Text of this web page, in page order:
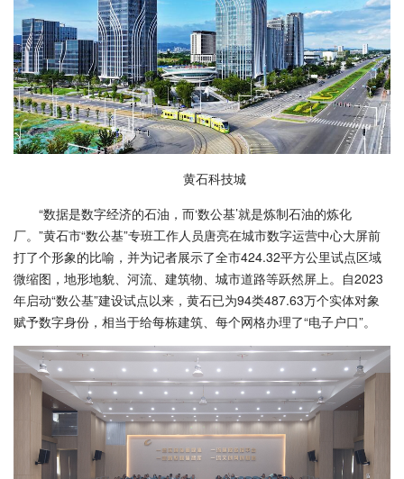
黄石科技城
“数据是数字经济的石油，而‘数公基’就是炼制石油的炼化
厂。”黄石市“数公基”专班工作人员唐亮在城市数字运营中心大屏前
打了个形象的比喻，并为记者展示了全市424.32平方公里试点区域
微缩图，地形地貌、河流、建筑物、城市道路等跃然屏上。自2023
年启动“数公基”建设试点以来，黄石已为94类487.63万个实体对象
赋予数字身份，相当于给每栋建筑、每个网格办理了“电子户口”。